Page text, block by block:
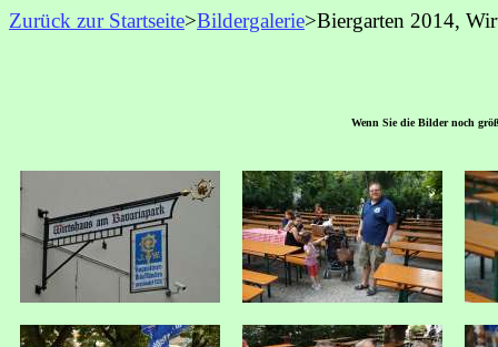
Zurück zur Startseite>Bildergalerie>Biergarten 2014,
Wenn Sie die Bilder noch